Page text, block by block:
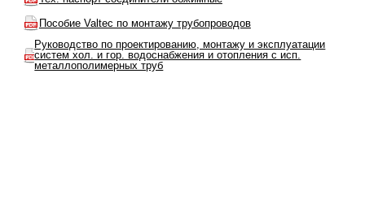
Пособие Valtec по монтажу трубопроводов
Руководство по проектированию, монтажу и эксплуатации
систем хол. и гор. водоснабжения и отопления с исп.
металлополимерных труб